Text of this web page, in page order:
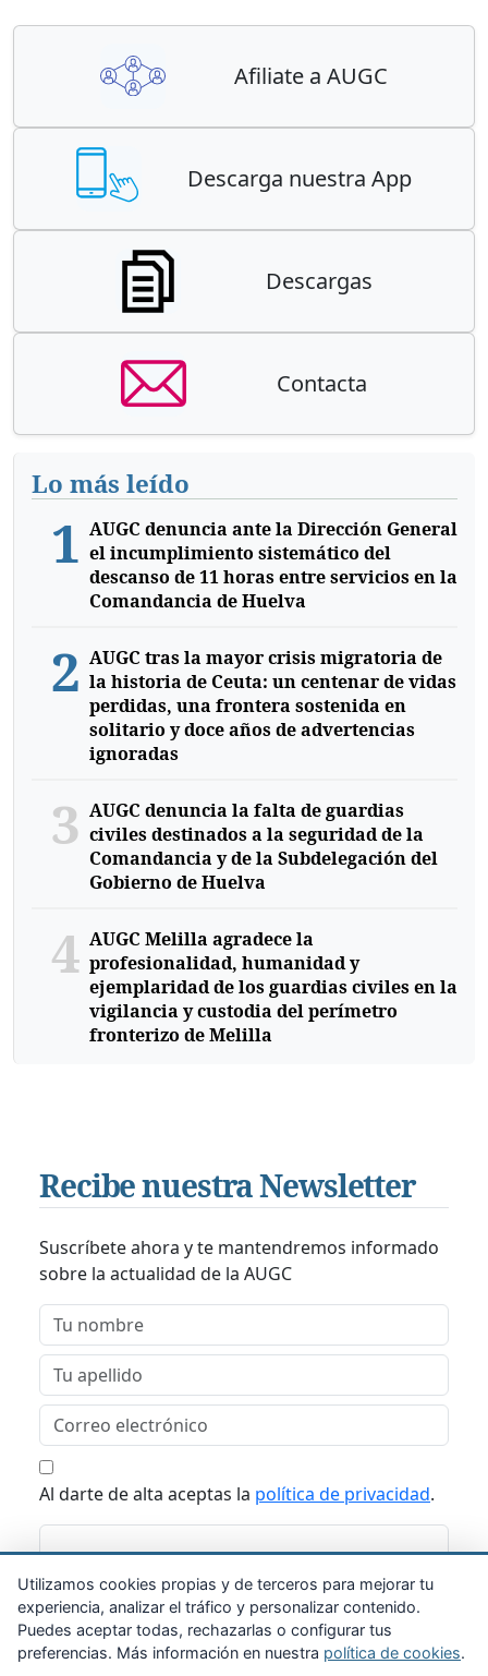
Afiliate a AUGC
Descarga nuestra App
Descargas
Contacta
Lo más leído
1 AUGC denuncia ante la Dirección General
el incumplimiento sistemático del
descanso de 11 horas entre servicios en la
Comandancia de Huelva
2 AUGC tras la mayor crisis migratoria de
la historia de Ceuta: un centenar de vidas
perdidas, una frontera sostenida en
solitario y doce años de advertencias
ignoradas
3 AUGC denuncia la falta de guardias
civiles destinados a la seguridad de la
Comandancia y de la Subdelegación del
Gobierno de Huelva
4 AUGC Melilla agradece la
profesionalidad, humanidad y
ejemplaridad de los guardias civiles en la
vigilancia y custodia del perímetro
fronterizo de Melilla
Recibe nuestra Newsletter
Suscríbete ahora y te mantendremos informado
sobre la actualidad de la AUGC
Al darte de alta aceptas la política de privacidad.
Suscribirme
Utilizamos cookies propias y de terceros para mejorar tu
experiencia, analizar el tráfico y personalizar contenido.
Puedes aceptar todas, rechazarlas o configurar tus
preferencias. Más información en nuestra política de cookies.